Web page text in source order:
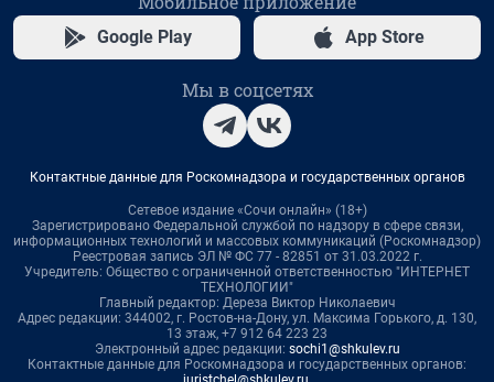
Google Play App Store
Мы в соцсетях
Контактные данные для Роскомнадзора и государственных органов
Сетевое издание «Сочи онлайн» (18+)
Зарегистрировано Федеральной службой по надзору в сфере связи,
информационных технологий и массовых коммуникаций (Роскомнадзор)
Реестровая запись ЭЛ № ФС 77 - 82851 от 31.03.2022 г.
Учредитель: Общество с ограниченной ответственностью "ИНТЕРНЕТ
ТЕХНОЛОГИИ"
Главный редактор: Дереза Виктор Николаевич
Адрес редакции: 344002, г. Ростов-на-Дону, ул. Максима Горького, д. 130,
13 этаж, +7 912 64 223 23
Электронный адрес редакции: sochi1@shkulev.ru
Контактные данные для Роскомнадзора и государственных органов: